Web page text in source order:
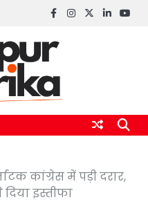
Facebook
instagram
twitterlinkedin
कांग्रेस में पड़ी दरार,
इस्तीफा